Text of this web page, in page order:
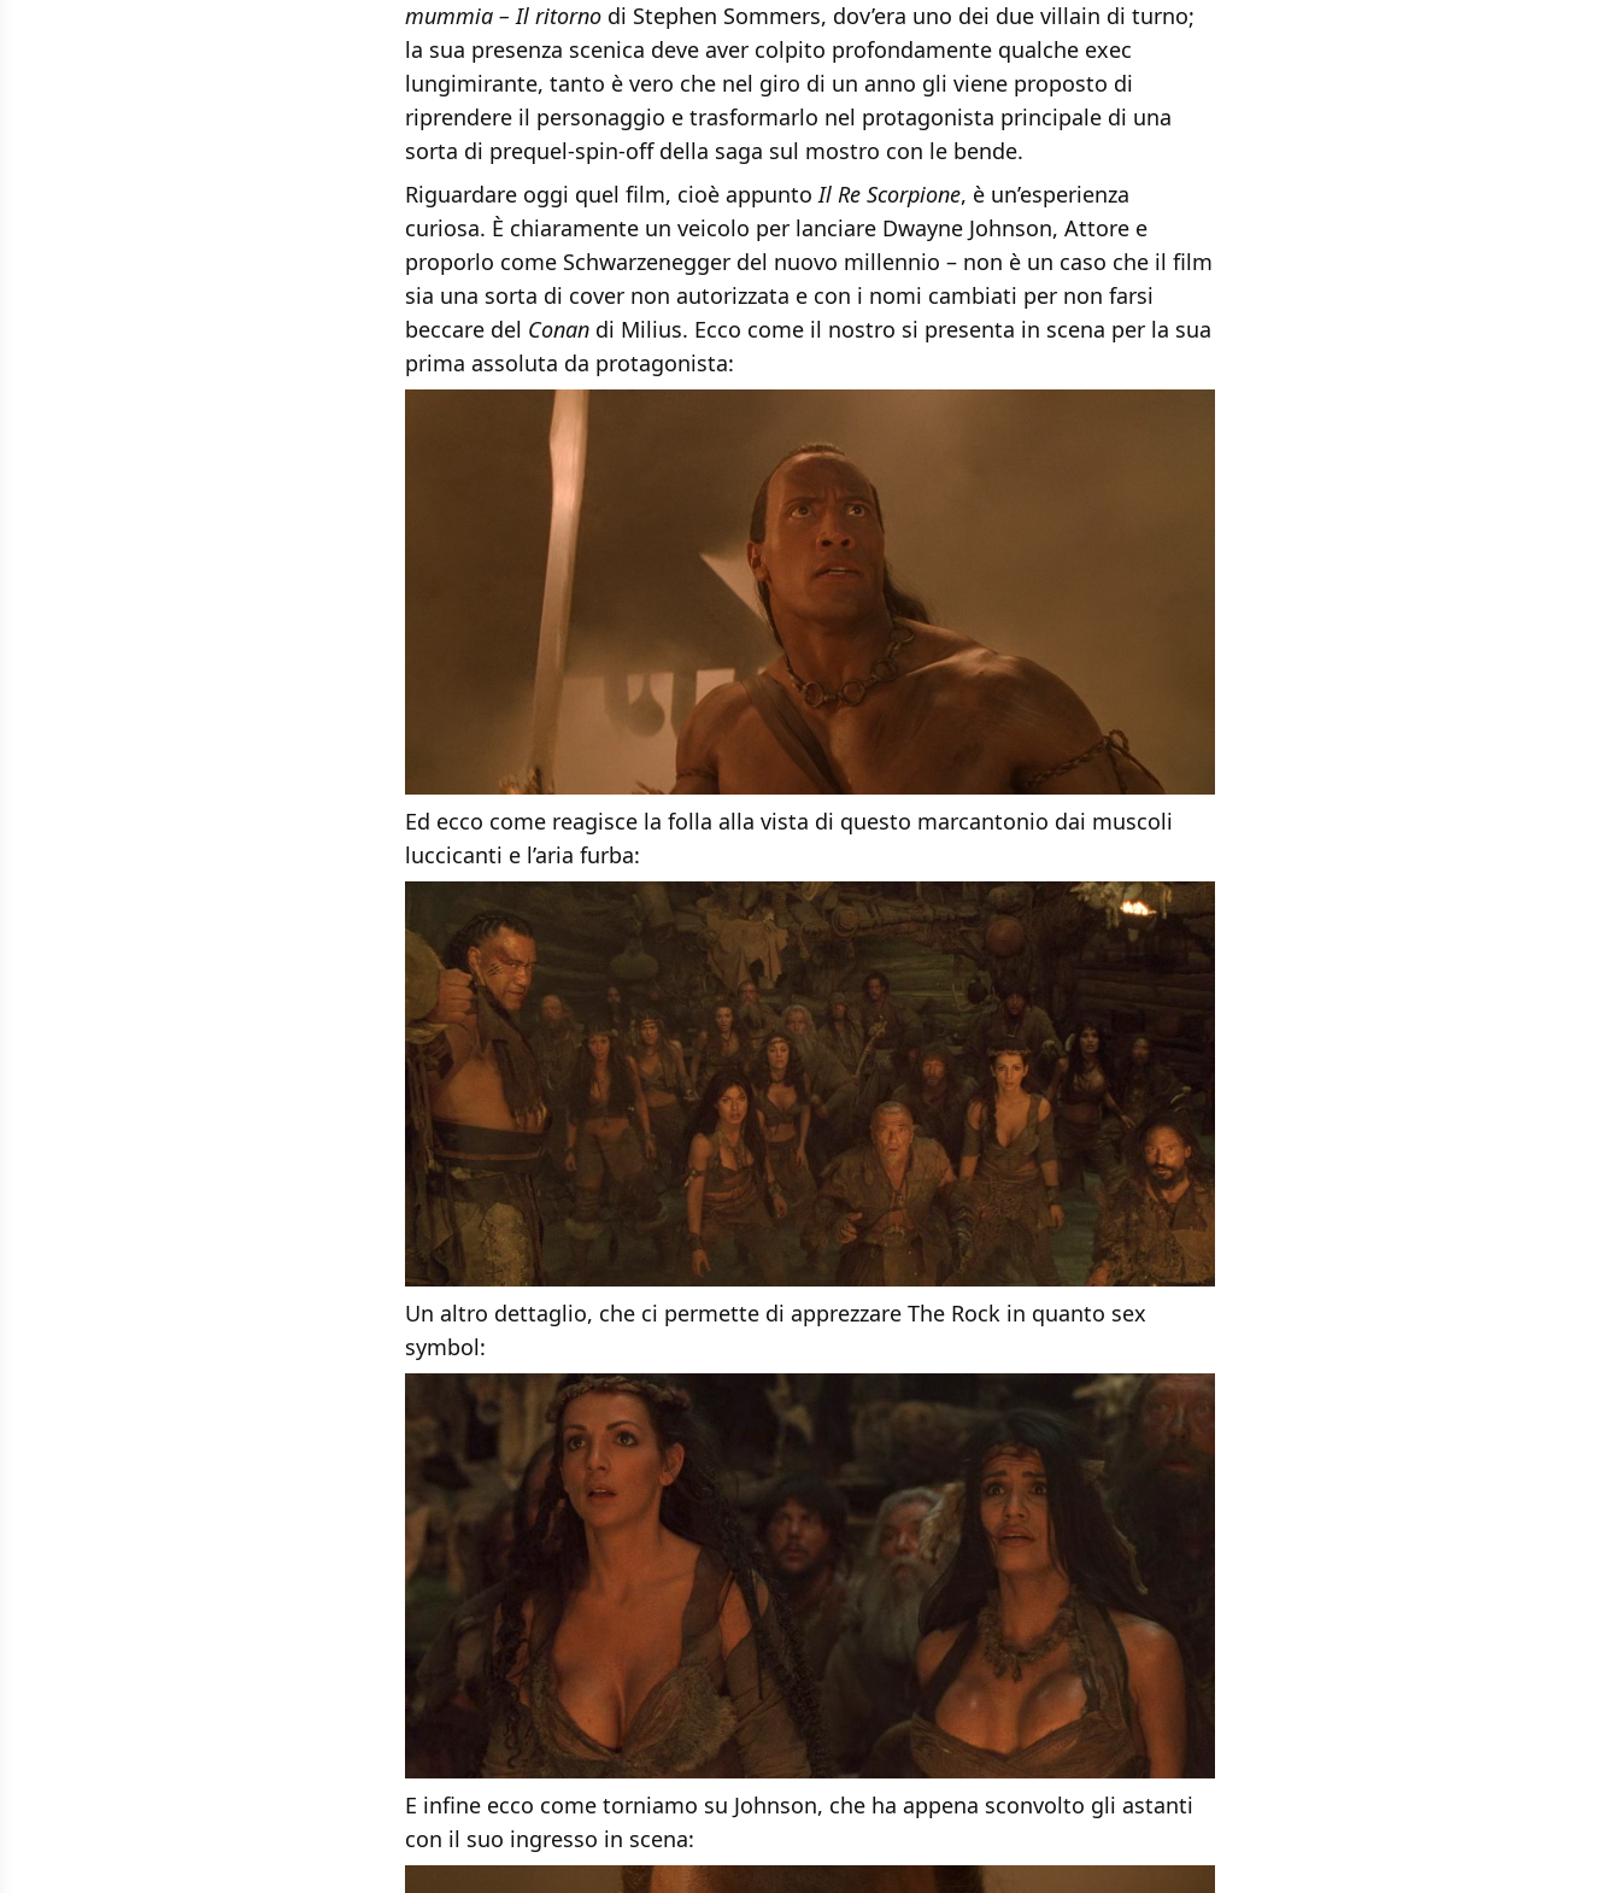
mummia – Il ritorno di Stephen Sommers, dov’era uno dei due villain di turno;
la sua presenza scenica deve aver colpito profondamente qualche exec
lungimirante, tanto è vero che nel giro di un anno gli viene proposto di
riprendere il personaggio e trasformarlo nel protagonista principale di una
sorta di prequel-spin-off della saga sul mostro con le bende.
Riguardare oggi quel film, cioè appuntoIl Re Scorpione, è un’esperienza
curiosa. È chiaramente un veicolo per lanciare Dwayne Johnson, Attore e
proporlo come Schwarzenegger del nuovo millennio – non è un caso che il film
sia una sorta di cover non autorizzata e con i nomi cambiati per non farsi
beccare del Conan di Milius. Ecco come il nostro si presenta in scena per la sua
prima assoluta da protagonista:
Ed ecco come reagisce la folla alla vista di questo marcantonio dai muscoli
luccicanti e l’aria furba:
Un altro dettaglio, che ci permette di apprezzare The Rock in quanto sex
symbol:
E infine ecco come torniamo su Johnson, che ha appena sconvolto gli astanti
con il suo ingresso in scena: